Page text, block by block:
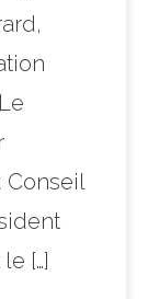
Conseil
[…]